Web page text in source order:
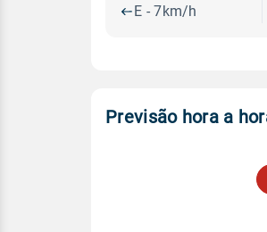
E - 7km/h
Previsão hora a